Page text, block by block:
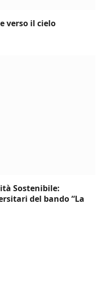
verso il cielo
Sostenibile:
del bando “La